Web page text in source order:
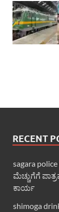
RECENT
sagara
ಮೆಚ್ಚುಗೆಗೆ
ಕಾರ್ಯ
shimoga